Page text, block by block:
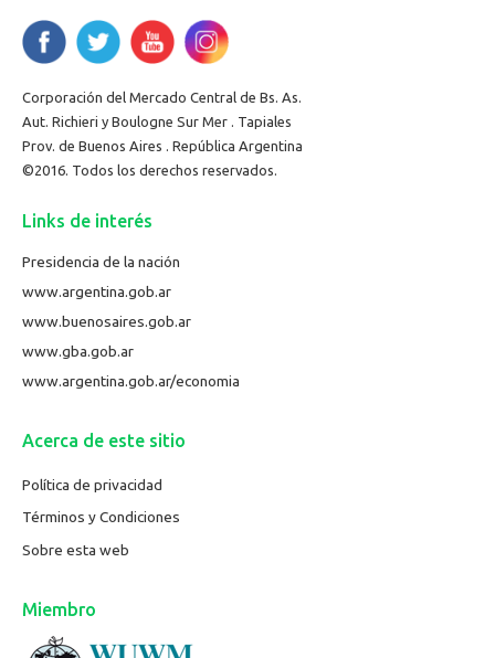
Corporación del Mercado Central de Bs. As.
Aut. Richieri y Boulogne Sur Mer . Tapiales
Prov. de Buenos Aires . República Argentina
©2016. Todos los derechos reservados.
Links de interés
Presidencia de la nación
www.argentina.gob.ar
www.buenosaires.gob.ar
www.gba.gob.ar
www.argentina.gob.ar/economia
Acerca de este sitio
Política de privacidad
Términos y Condiciones
Sobre esta web
Miembro